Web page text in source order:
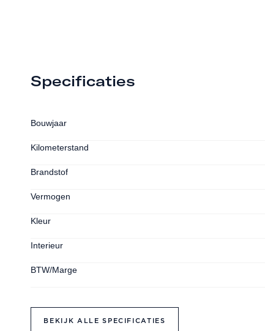
Specificaties
Bouwjaar
Kilometerstand
Brandstof
Vermogen
Kleur
Interieur
BTW/Marge
BEKIJK ALLE SPECIFICATIES